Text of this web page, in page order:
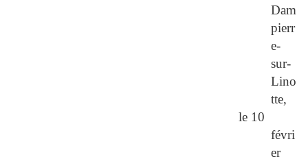
Dam
pierr
e-
sur-
Lino
tte,
le 10
févri
er